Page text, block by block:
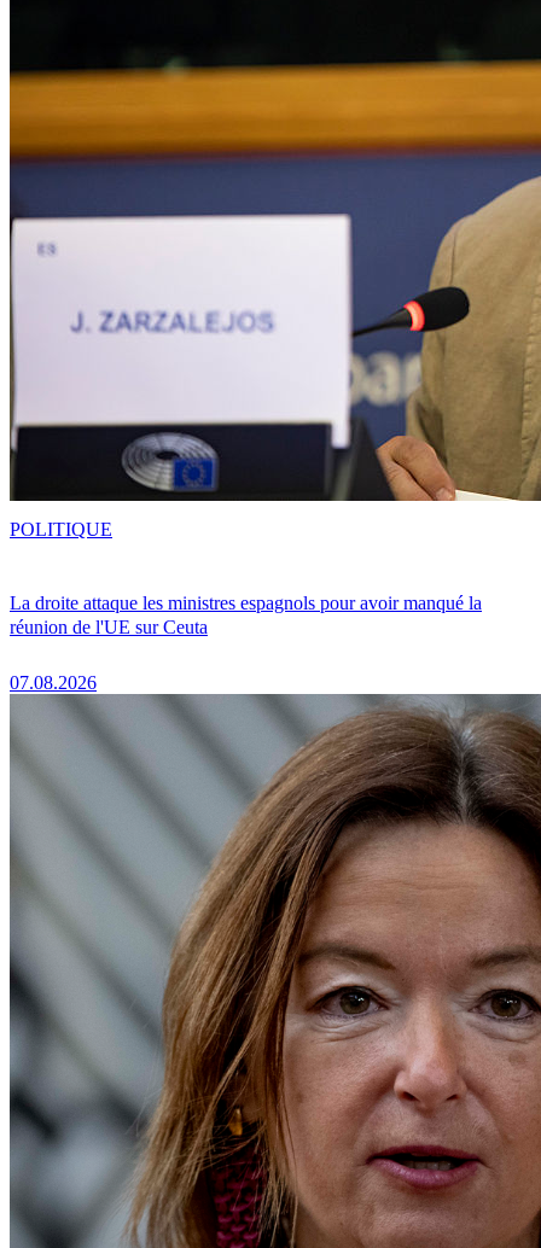
La droite attaque les ministres espagnols pour avoir manqué la
réunion de l'UE sur Ceuta
07.08.2026
POLITIQUE